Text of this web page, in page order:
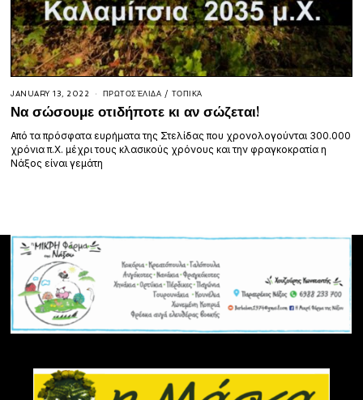
JANUARY 13, 2022 ΠΡΩΤΟΣΈΛΙΔΑ / ΤΟΠΙΚΆ
Να σώσουμε οτιδήποτε κι αν σώζεται!
Από τα πρόσφατα ευρήματα της Στελίδας που χρονολογούνται 300.000
χρόνια π.Χ. μέχρι τους κλασικούς χρόνους και την φραγκοκρατία η
Νάξος είναι γεμάτη